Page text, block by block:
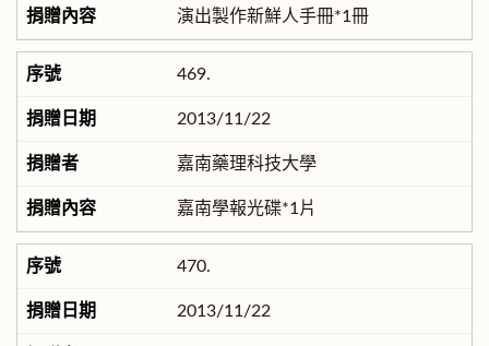
演出製作新鮮人手冊*1冊
469.
2013/11/22
嘉南藥理科技大學
嘉南學報光碟*1片
470.
2013/11/22